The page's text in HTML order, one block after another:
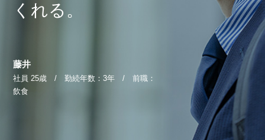
くれる。
藤井
社員 25歳 / 勤続年数：3年 / 前職：
飲食